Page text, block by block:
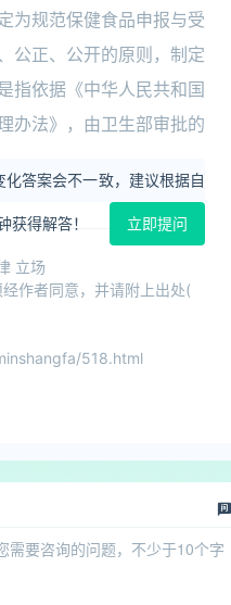
为规范保健食品申报与受
公正、公开的原则，制定
指依据《中华人民共和国
办法》，由卫生部审批的
答案会不一致，建议根据自
获得解答！ 立即提问
立场
作者同意，并请附上出处(
518.html